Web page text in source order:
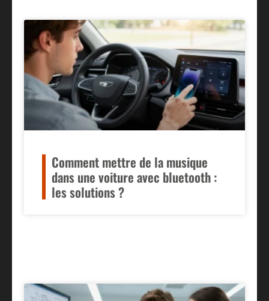
Comment mettre de la musique
dans une voiture avec bluetooth :
les solutions ?